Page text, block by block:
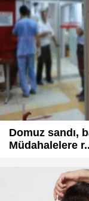
Domuz sandı,
Müdahalelere